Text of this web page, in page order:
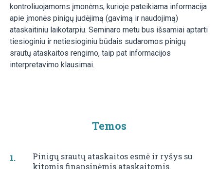
kontroliuojamoms įmonėms, kurioje pateikiama informacija
apie įmonės pinigų judėjimą (gavimą ir naudojimą)
ataskaitiniu laikotarpiu. Seminaro metu bus išsamiai aptarti
tiesioginiu ir netiesioginiu būdais sudaromos pinigų
srautų ataskaitos rengimo, taip pat informacijos
interpretavimo klausimai.
Temos
Pinigų srautų ataskaitos esmė ir ryšys su
kitomis finansinėmis ataskaitomis.